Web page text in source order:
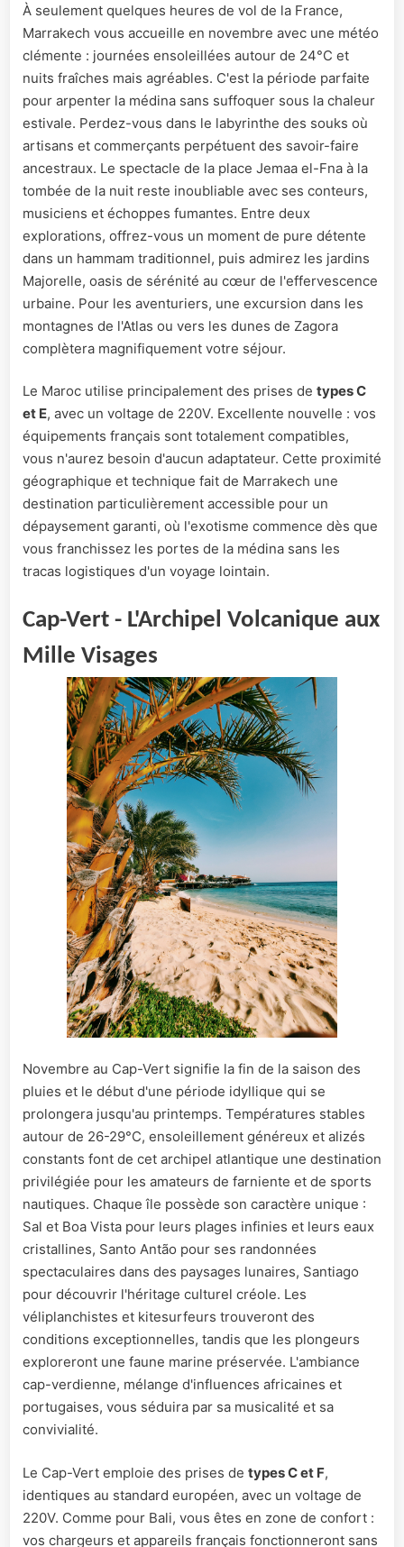
À seulement quelques heures de vol de la France,
Marrakech vous accueille en novembre avec une météo
clémente : journées ensoleillées autour de 24°C et
nuits fraîches mais agréables. C'est la période parfaite
pour arpenter la médina sans suffoquer sous la chaleur
estivale. Perdez-vous dans le labyrinthe des souks où
artisans et commerçants perpétuent des savoir-faire
ancestraux. Le spectacle de la place Jemaa el-Fna à la
tombée de la nuit reste inoubliable avec ses conteurs,
musiciens et échoppes fumantes. Entre deux
explorations, offrez-vous un moment de pure détente
dans un hammam traditionnel, puis admirez les jardins
Majorelle, oasis de sérénité au cœur de l'effervescence
urbaine. Pour les aventuriers, une excursion dans les
montagnes de l'Atlas ou vers les dunes de Zagora
complètera magnifiquement votre séjour.
Le Maroc utilise principalement des prises de types C
et E, avec un voltage de 220V. Excellente nouvelle : vos
équipements français sont totalement compatibles,
vous n'aurez besoin d'aucun adaptateur. Cette proximité
géographique et technique fait de Marrakech une
destination particulièrement accessible pour un
dépaysement garanti, où l'exotisme commence dès que
vous franchissez les portes de la médina sans les
tracas logistiques d'un voyage lointain.
Cap-Vert - L'Archipel Volcanique aux
Mille Visages
Novembre au Cap-Vert signifie la fin de la saison des
pluies et le début d'une période idyllique qui se
prolongera jusqu'au printemps. Températures stables
autour de 26-29°C, ensoleillement généreux et alizés
constants font de cet archipel atlantique une destination
privilégiée pour les amateurs de farniente et de sports
nautiques. Chaque île possède son caractère unique :
Sal et Boa Vista pour leurs plages infinies et leurs eaux
cristallines, Santo Antão pour ses randonnées
spectaculaires dans des paysages lunaires, Santiago
pour découvrir l'héritage culturel créole. Les
véliplanchistes et kitesurfeurs trouveront des
conditions exceptionnelles, tandis que les plongeurs
exploreront une faune marine préservée. L'ambiance
cap-verdienne, mélange d'influences africaines et
portugaises, vous séduira par sa musicalité et sa
convivialité.
Le Cap-Vert emploie des prises de types C et F,
identiques au standard européen, avec un voltage de
220V. Comme pour Bali, vous êtes en zone de confort :
vos chargeurs et appareils français fonctionneront sans